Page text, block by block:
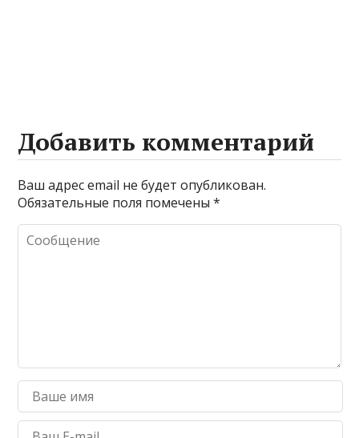
Добавить комментарий
Ваш адрес email не будет опубликован.
Обязательные поля помечены*